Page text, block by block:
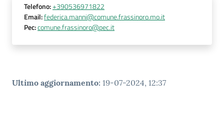
Telefono:+390536971822
Email:federica.manni@comune.frassinoro.mo.it
Pec:comune.frassinoro@pec.it
Ultimo aggiornamento: 19-07-2024, 12:37